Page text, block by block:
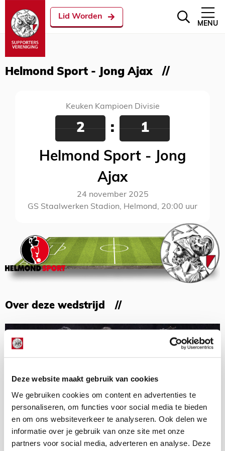
Deze website maakt gebruik van cookies
We gebruiken cookies om content en advertenties te
personaliseren, om functies voor social media te bieden
en om ons websiteverkeer te analyseren. Ook delen we
informatie over je gebruik van onze site met onze
partners voor social media, adverteren en analyse. Deze
Lid Worden
MENU
Helmond Sport - Jong Ajax
Keuken Kampioen Divisie
2 : 1
Helmond Sport - Jong
Ajax
24 november 2025
GS Staalwerken Stadion, Helmond, 20:00 uur
Over deze wedstrijd